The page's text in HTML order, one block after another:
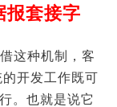
套接字
这种机制，客
开发工作既可
。也就是说它